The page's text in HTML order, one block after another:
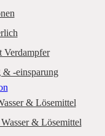
Verdampfer
-einsparung
& Lösemittel
& Lösemittel